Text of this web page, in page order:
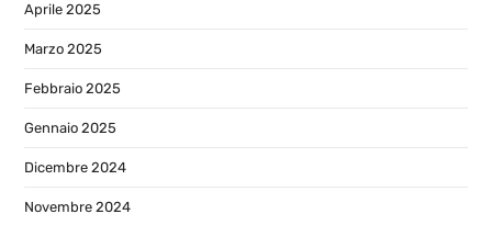
Aprile 2025
Marzo 2025
Febbraio 2025
Gennaio 2025
Dicembre 2024
Novembre 2024